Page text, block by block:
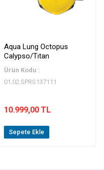
Aqua Lung Octopus
Calypso/Tıtan
Ürün Kodu :
01.02.SPRS137111
10.999,00 TL
Sepete Ekle